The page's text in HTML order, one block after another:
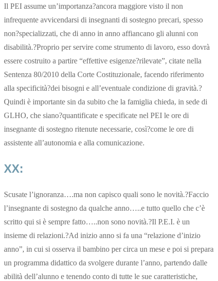
Il PEI assume un’importanza?ancora maggiore visto il non
infrequente avvicendarsi di insegnanti di sostegno precari, spesso
non?specializzati, che di anno in anno affiancano gli alunni con
disabilità.?Proprio per servire come strumento di lavoro, esso dovrà
essere costruito a partire “effettive esigenze?rilevate”, citate nella
Sentenza 80/2010 della Corte Costituzionale, facendo riferimento
alla specificità?dei bisogni e all’eventuale condizione di gravità.?
Quindi è importante sin da subito che la famiglia chieda, in sede di
GLHO, che siano?quantificate e specificate nel PEI le ore di
insegnante di sostegno ritenute necessarie, così?come le ore di
assistente all’autonomia e alla comunicazione.
XX:
Scusate l’ignoranza….ma non capisco quali sono le novità.?Faccio
l’insegnante di sostegno da qualche anno…..e tutto quello che c’è
scritto qui si è sempre fatto…..non sono novità.?Il P.E.I. è un
insieme di relazioni.?Ad inizio anno si fa una “relazione d’inizio
anno”, in cui si osserva il bambino per circa un mese e poi si prepara
un programma didattico da svolgere durante l’anno, partendo dalle
abilità dell’alunno e tenendo conto di tutte le sue caratteristiche,